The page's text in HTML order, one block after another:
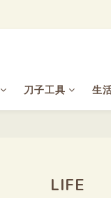
刀子工具 生
LIFE